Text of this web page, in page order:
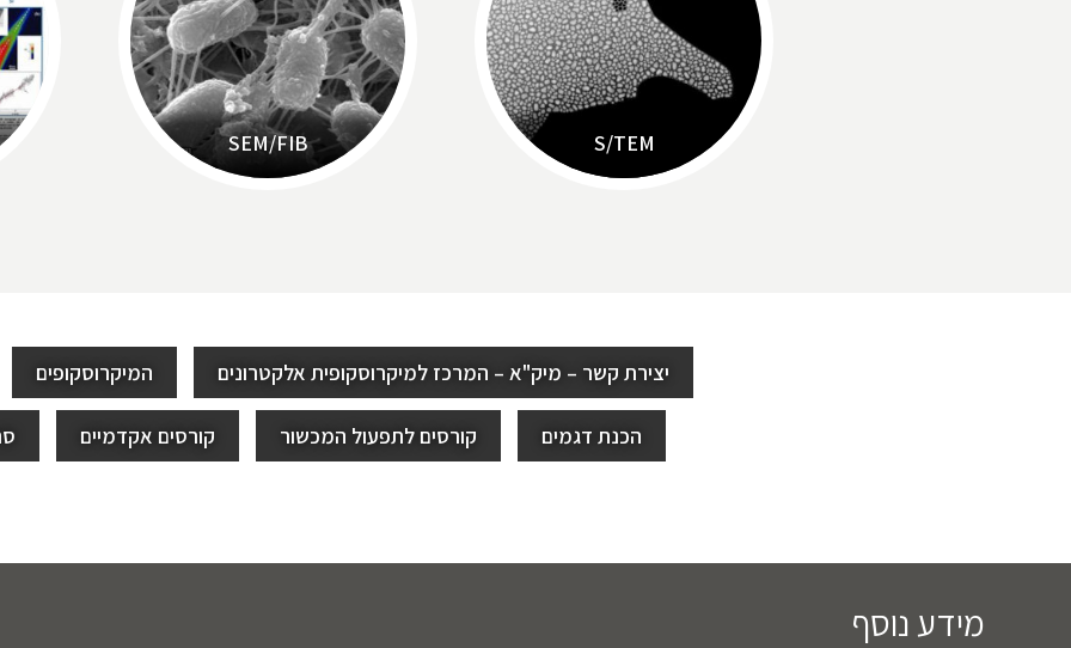
S/TEM
SEM/FIB
יצירת קשר – מיק"א – המרכז למיקרוסקופית אלקטרונים המיקרוסקופים
הכנת דגמים קורסים לתפעול המכשור קורסים אקדמיים
מידע נוסף